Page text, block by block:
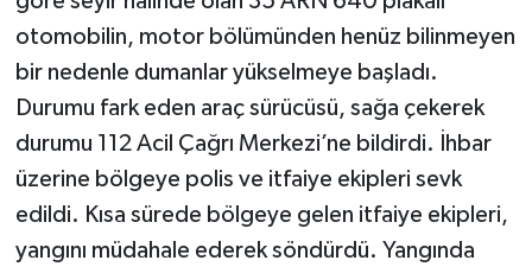
otomobilin, motor bölümünden henüz bilinmeyen
bir nedenle dumanlar yükselmeye başladı.
Durumu fark eden araç sürücüsü, sağa çekerek
durumu 112 Acil Çağrı Merkezi’ne bildirdi. İhbar
üzerine bölgeye polis ve itfaiye ekipleri sevk
edildi. Kısa sürede bölgeye gelen itfaiye ekipleri,
yangını müdahale ederek söndürdü. Yangında